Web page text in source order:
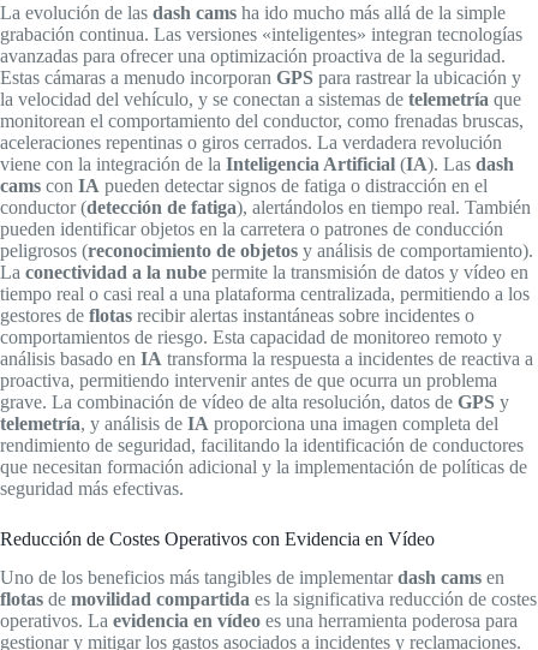
La evolución de las dash cams ha ido mucho más allá de la simple
grabación continua. Las versiones «inteligentes» integran tecnologías
avanzadas para ofrecer una optimización proactiva de la seguridad.
Estas cámaras a menudo incorporan GPS para rastrear la ubicación y
la velocidad del vehículo, y se conectan a sistemas de telemetría que
monitorean el comportamiento del conductor, como frenadas bruscas,
aceleraciones repentinas o giros cerrados. La verdadera revolución
viene con la integración de la Inteligencia Artificial (IA). Las dash
cams con IA pueden detectar signos de fatiga o distracción en el
conductor (detección de fatiga), alertándolos en tiempo real. También
pueden identificar objetos en la carretera o patrones de conducción
peligrosos (reconocimiento de objetos y análisis de comportamiento).
La conectividad a la nube permite la transmisión de datos y vídeo en
tiempo real o casi real a una plataforma centralizada, permitiendo a los
gestores de flotas recibir alertas instantáneas sobre incidentes o
comportamientos de riesgo. Esta capacidad de monitoreo remoto y
análisis basado en IA transforma la respuesta a incidentes de reactiva a
proactiva, permitiendo intervenir antes de que ocurra un problema
grave. La combinación de vídeo de alta resolución, datos de GPS y
telemetría, y análisis de IA proporciona una imagen completa del
rendimiento de seguridad, facilitando la identificación de conductores
que necesitan formación adicional y la implementación de políticas de
seguridad más efectivas.
Reducción de Costes Operativos con Evidencia en Vídeo
Uno de los beneficios más tangibles de implementardash cams en
flotas de movilidad compartida es la significativa reducción de costes
operativos. La evidencia en vídeo es una herramienta poderosa para
gestionar y mitigar los gastos asociados a incidentes y reclamaciones.